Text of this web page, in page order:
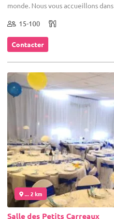
monde. Nous vous accueillons
15-100
Contacter
... 2 km
Salle des Petits Carreaux